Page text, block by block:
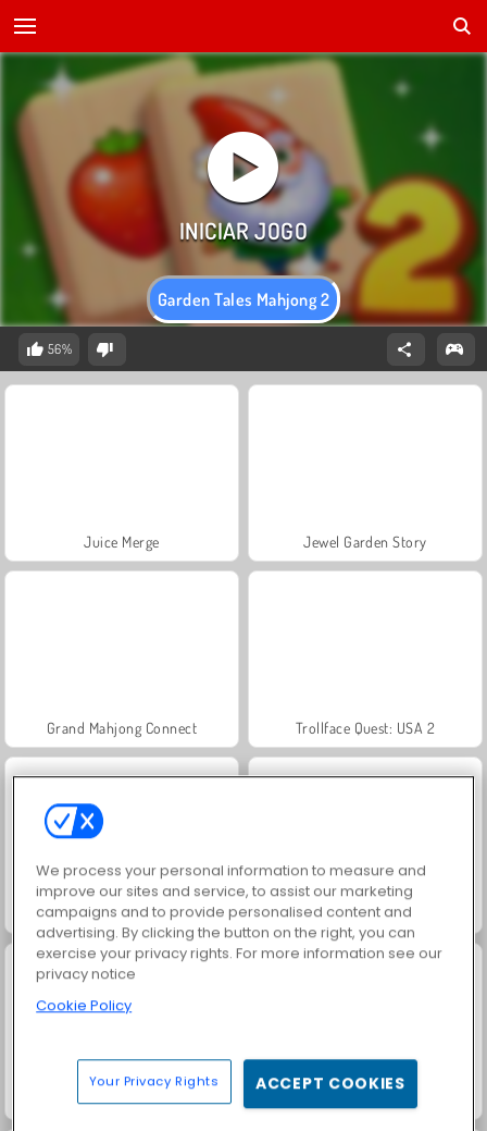
Garden Tales Mahjong 2
56%
Juice Merge Jewel Garden Story
Grand Mahjong Connect Trollface Quest: USA 2
Masha and the Bear: Meadows Scala 40
Solitaire Social
We process your personal information to measure and
improve our sites and service, to assist our marketing
campaigns and to provide personalised content and
advertising. By clicking the button on the right, you can
exercise your privacy rights. For more information see our
privacy notice
Cookie Policy
Your Privacy Rights ACCEPT COOKIES